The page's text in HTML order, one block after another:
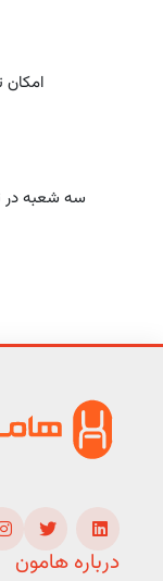
سه شعبه در
درباره هامون